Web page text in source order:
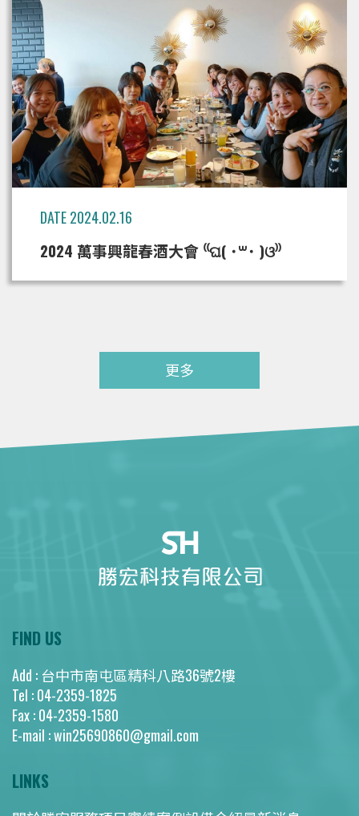
DATE 2024.02.16
2024 萬事興龍春酒大會 ⁽⁽ଘ( ˙꒳˙ )ଓ⁾⁾
更多
FIND US
Add : 台中市南屯區精科八路36號2樓
Tel : 04-2359-1825
Fax : 04-2359-1580
E-mail : win25690860@gmail.com
LINKS